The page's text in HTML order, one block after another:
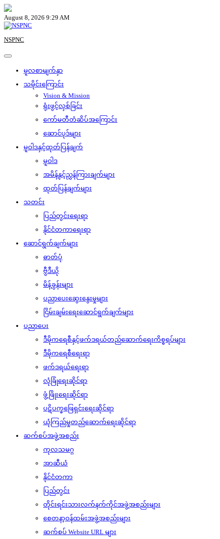
Skip
to
content
August 8, 2026 9:29 AM
NSPNC
မူလစာမျက်နှာ
သမိုင်းကြောင်း
Vision & Mission
ရုံးဖွင့်လှစ်ခြင်း
ကော်မတီတံဆိပ်အကြောင်း
ဆောင်ပုဒ်များ
မူဝါဒနှင့်ထုတ်ပြန်ချက်
မူဝါဒ
အမိန့်နှင့်ညွှန်ကြားချက်များ
ထုတ်ပြန်ချက်များ
သတင်း
ပြည်တွင်းရေးရာ
နိုင်ငံတကာရေးရာ
ဆောင်ရွက်ချက်များ
ဓာတ်ပုံ
ဗွီဒီယို
မိန့်ခွန်းများ
ပညာပေးဆွေးနွေးမှုများ
ငြိမ်းချမ်းရေးဆောင်ရွက်ချက်များ
ပညာပေး
ဒီမိုကရေစီနှင့်ဖက်ဒရယ်တည်ဆောက်‌ရေးကိစ္စရပ်များ
ဒီမိုကရေစီရေးရာ
ဖက်ဒရယ်ရေးရာ
လုံခြုံရေးဆိုင်ရာ
ဖွံ့ဖြိုးရေးဆိုင်ရာ
ပဋိပက္ခဖြေရှင်းရေးဆိုင်ရာ
ယုံကြည်မှုတည်ဆောက်ရေးဆိုင်ရာ
ဆက်စပ်အဖွဲ့အစည်း
ကုလသမဂ္ဂ
အာဆီယံ
နိုင်ငံတကာ
ပြည်တွင်း
တိုင်းရင်းသားလက်နက်ကိုင်အဖွဲ့အစည်းများ
စေတနာ့ဝန်ထမ်းအဖွဲ့အစည်းများ
ဆက်စပ် Website URL များ